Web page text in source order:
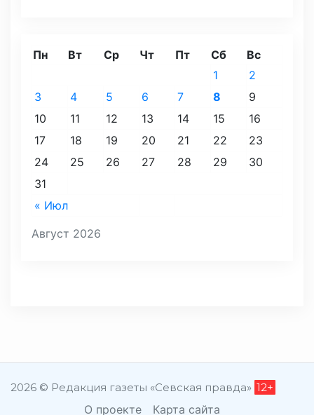
Август 2026
Пн Вт Ср Чт Пт Сб Вс
« Июл
1
2
3
4 5 6 7 8
9
10
11 12 13 14 15
16
17
18 19 20 21 22
23
24
25 26 27 28 29
30
31
2026 © Редакция газеты «Севская правда» 12+
О проекте Карта сайта